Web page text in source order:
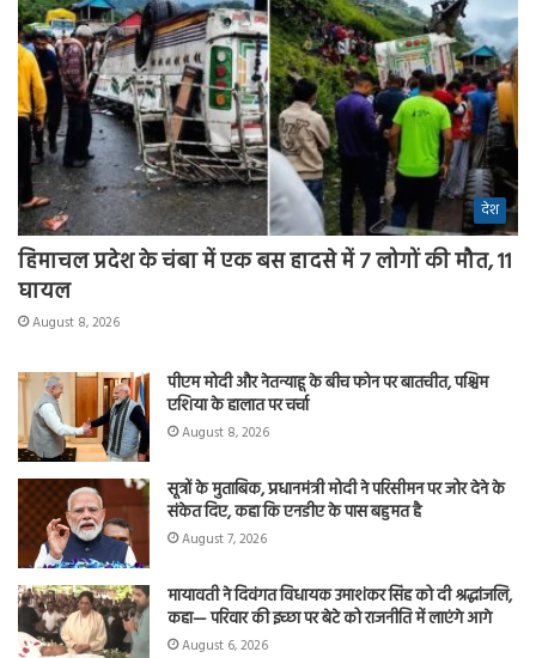
देश
हिमाचल प्रदेश के चंबा में एक बस हादसे में 7 लोगों की मौत, 11
घायल
August 8, 2026
पीएम मोदी और नेतन्याहू के बीच फोन पर बातचीत, पश्चिम
एशिया के हालात पर चर्चा
August 8, 2026
सूत्रों के मुताबिक, प्रधानमंत्री मोदी ने परिसीमन पर जोर देने के
संकेत दिए, कहा कि एनडीए के पास बहुमत है
August 7, 2026
मायावती ने दिवंगत विधायक उमाशंकर सिंह को दी श्रद्धांजलि,
कहा— परिवार की इच्छा पर बेटे को राजनीति में लाएंगे आगे
August 6, 2026